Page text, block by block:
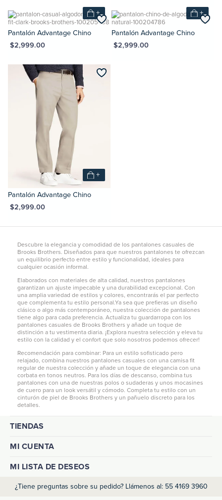
+
Pantalón Advantage Chino
$2,999.00
+
Pantalón Advantage Chino
MXN $2,999.00
+
Pantalón Advantage Chino
$2,999.00
Descubre la elegancia y comodidad de los pantalones casuales de
Brooks Brothers. Diseñados para que nuestros pantalones te ofrezcan
un equilibrio perfecto entre estilo y funcionalidad, ideales para
cualquier ocasión informal.
Elaborados con materiales de alta calidad, nuestros pantalones
garantizan un ajuste impecable y una durabilidad excepcional. Con
una amplia variedad de estilos y colores, encontrarás el par perfecto
que complementa tu estilo personal.Ya sea que prefieras un diseño
clásico o algo más contemporáneo, nuestra colección de pantalones
tiene algo para cada preferencia. Actualiza tu guardarropa con los
pantalones casuales de Brooks Brothers y añade un toque de
distinción a tu vestimenta diaria. ¡Explora nuestra selección y eleva tu
estilo con la calidad y el confort que solo nosotros podemos ofrecer!
Recomendación para combinar: Para un estilo sofisticado pero
relajado, combina nuestros pantalones casuales con una camisa fit
regular de nuestra colección y añade un toque de elegancia con una
corbata en tonos neutros. Para los días de descanso, combina tus
pantalones con una de nuestras polos o sudaderas y unos mocasines
de cuero para un look versátil y cómodo. Completa tu estilo con un
cinturón de piel de Brooks Brothers y un pañuelo discreto para los
detalles.
TIENDAS
MI CUENTA
MI LISTA DE DESEOS
¿Tiene preguntas sobre su pedido? Llámenos al: 55 4169 3960